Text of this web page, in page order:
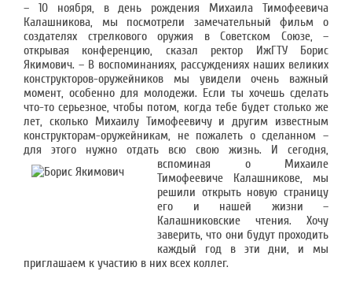
– 10 ноября, в день рождения Михаила Тимофеевича
Калашникова, мы посмотрели замечательный фильм о
создателях стрелкового оружия в Советском Союзе, –
открывая конференцию, сказал ректор ИжГТУ Борис
Якимович. – В воспоминаниях, рассуждениях наших великих
конструкторов-оружейников мы увидели очень важный
момент, особенно для молодежи. Если ты хочешь сделать
что-то серьезное, чтобы потом, когда тебе будет столько же
лет, сколько Михаилу Тимофеевичу и другим известным
конструкторам-оружейникам, не пожалеть о сделанном –
для этого нужно отдать всю свою жизнь. И сегодня,
вспоминая о Михаиле
Тимофеевиче Калашникове, мы
решили открыть новую страницу
его и нашей жизни –
Калашниковские чтения. Хочу
заверить, что они будут проходить
каждый год в эти дни, и мы
приглашаем к участию в них всех коллег.